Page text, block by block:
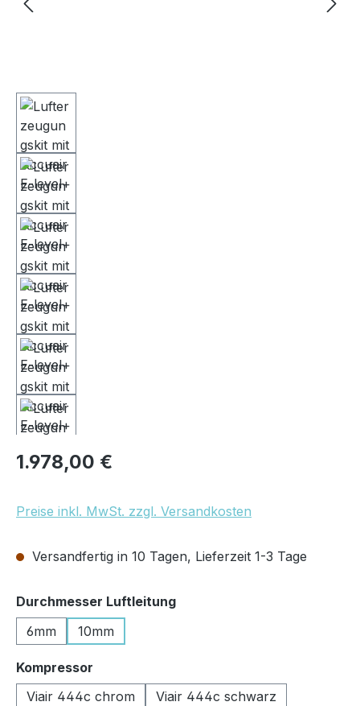
Regulärer Preis:
1.978,00 €
Preise inkl. MwSt. zzgl. Versandkosten
Versandfertig in 10 Tagen, Lieferzeit 1-3 Tage
Durchmesser Luftleitungauswählen
6mm
10mm
Kompressor
Viair 444c chrom
Viair 444c schwarz